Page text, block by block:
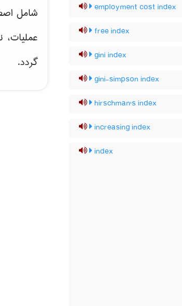
employment cost index
free index
gini index
gini-simpson index
hirschman's index
increasing index
index
شامل
عملیات،
گردد.